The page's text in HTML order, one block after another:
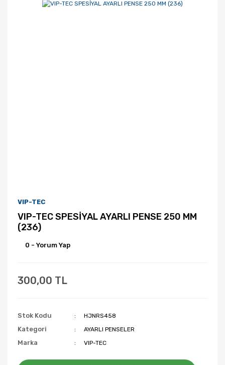
VIP-TEC
VIP-TEC SPESİYAL AYARLI PENSE 250 MM
(236)
0 - Yorum Yap
300,00 TL
Stok Kodu HJNRS458
Kategori AYARLI PENSELER
Marka VIP-TEC